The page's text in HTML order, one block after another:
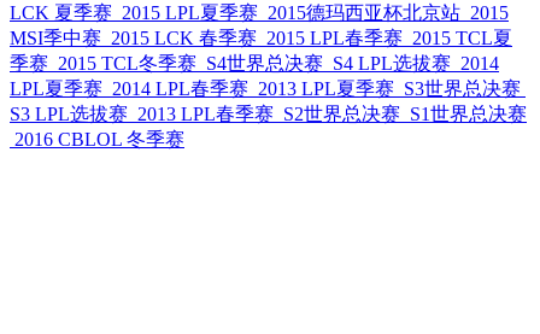
LCK 夏季赛 2015 LPL夏季赛 2015德玛西亚杯北京站 2015
MSI季中赛 2015 LCK 春季赛 2015 LPL春季赛 2015 TCL夏
季赛 2015 TCL冬季赛 S4世界总决赛 S4 LPL选拔赛 2014
LPL夏季赛 2014 LPL春季赛 2013 LPL夏季赛 S3世界总决赛
S3 LPL选拔赛 2013 LPL春季赛 S2世界总决赛 S1世界总决赛
2016 CBLOL 冬季赛